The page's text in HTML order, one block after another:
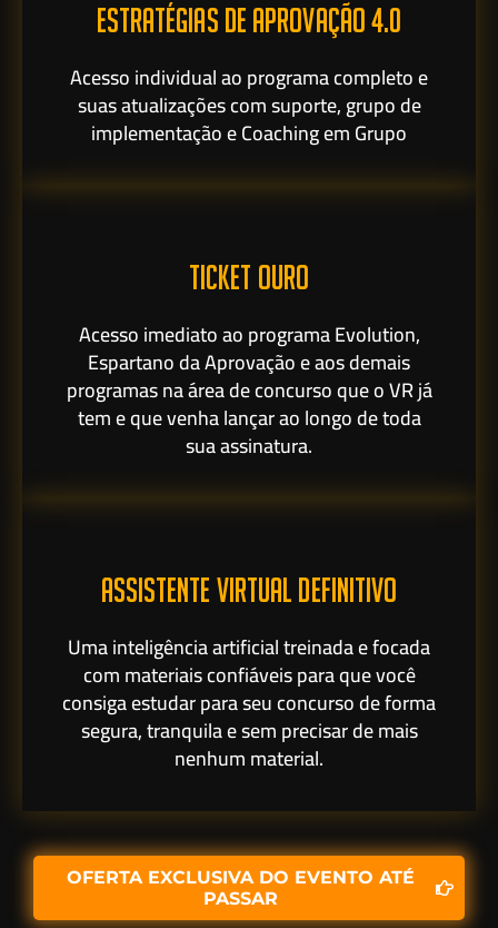
ESTRATÉGIAS DE APROVAÇÃO 4.0
Acesso individual ao programa completo e
suas atualizações com suporte, grupo de
implementação e Coaching em Grupo
TICKET OURO
Acesso imediato ao programa Evolution,
Espartano da Aprovação e aos demais
programas na área de concurso que o VR já
tem e que venha lançar ao longo de toda
sua assinatura.
ASSISTENTE VIRTUAL DEFINITIVO
Uma inteligência artificial treinada e focada
com materiais confiáveis para que você
consiga estudar para seu concurso de forma
segura, tranquila e sem precisar de mais
nenhum material.
OFERTA EXCLUSIVA DO EVENTO ATÉ
PASSAR